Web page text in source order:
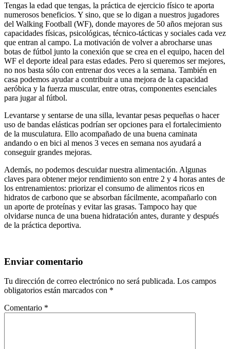
Tengas la edad que tengas, la práctica de ejercicio físico te aporta
numerosos beneficios. Y sino, que se lo digan a nuestros jugadores
del Walking Football (WF), donde mayores de 50 años mejoran sus
capacidades físicas, psicológicas, técnico-tácticas y sociales cada vez
que entran al campo. La motivación de volver a abrocharse unas
botas de fútbol junto la conexión que se crea en el equipo, hacen del
WF el deporte ideal para estas edades. Pero si queremos ser mejores,
no nos basta sólo con entrenar dos veces a la semana. También en
casa podemos ayudar a contribuir a una mejora de la capacidad
aeróbica y la fuerza muscular, entre otras, componentes esenciales
para jugar al fútbol.
Levantarse y sentarse de una silla, levantar pesas pequeñas o hacer
uso de bandas elásticas podrían ser opciones para el fortalecimiento
de la musculatura. Ello acompañado de una buena caminata
andando o en bici al menos 3 veces en semana nos ayudará a
conseguir grandes mejoras.
Además, no podemos descuidar nuestra alimentación. Algunas
claves para obtener mejor rendimiento son entre 2 y 4 horas antes de
los entrenamientos: priorizar el consumo de alimentos ricos en
hidratos de carbono que se absorban fácilmente, acompañarlo con
un aporte de proteínas y evitar las grasas. Tampoco hay que
olvidarse nunca de una buena hidratación antes, durante y después
de la práctica deportiva.
Enviar comentario
Tu dirección de correo electrónico no será publicada. Los campos
obligatorios están marcados con *
Comentario *